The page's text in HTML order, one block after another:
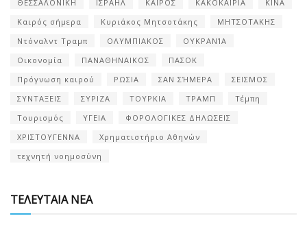
ΘΕΣΣΑΛΟΝΙΚΗ
ΙΣΡΑΗΛ ΚΑΙΡΟΣ ΚΑΚΟΚΑΙΡΙΑ
ΚΙΝΑ
Καιρός σήμερα
Κυριάκος Μητσοτάκης
ΜΗΤΣΟΤΑΚΗΣ
Ντόναλντ Τραμπ
ΟΛΥΜΠΙΑΚΟΣ
ΟΥΚΡΑΝΊΑ
Οικονομία
ΠΑΝΑΘΗΝΑΙΚΟΣ
ΠΑΣΟΚ
Πρόγνωση καιρού
ΡΩΣΙΑ ΣΑΝ ΣΉΜΕΡΑ
ΣΕΙΣΜΟΣ
ΣΥΝΤΑΞΕΙΣ
ΣΥΡΙΖΑ ΤΟΥΡΚΙΑ ΤΡΑΜΠ
Τέμπη
Τουρισμός
ΥΓΕΙΑ
ΦΟΡΟΛΟΓΙΚΕΣ ΔΗΛΩΣΕΙΣ
ΧΡΙΣΤΟΥΓΕΝΝΑ
Χρηματιστήριο Αθηνών
τεχνητή νοημοσύνη
ΤΕΛΕΥΤΑΙΑ ΝΕΑ